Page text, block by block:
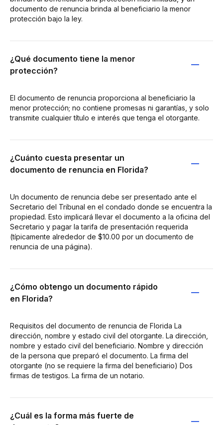
documento de renuncia brinda al beneficiario la menor
protección bajo la ley.
¿Qué documento tiene la menor
protección?
El documento de renuncia proporciona al beneficiario la
menor protección; no contiene promesas ni garantías, y solo
transmite cualquier título e interés que tenga el otorgante.
¿Cuánto cuesta presentar un
documento de renuncia en Florida?
Un documento de renuncia debe ser presentado ante el
Secretario del Tribunal en el condado donde se encuentra la
propiedad. Esto implicará llevar el documento a la oficina del
Secretario y pagar la tarifa de presentación requerida
(típicamente alrededor de $10.00 por un documento de
renuncia de una página).
¿Cómo obtengo un documento rápido
en Florida?
Requisitos del documento de renuncia de Florida La
dirección, nombre y estado civil del otorgante. La dirección,
nombre y estado civil del beneficiario. Nombre y dirección
de la persona que preparó el documento. La firma del
otorgante (no se requiere la firma del beneficiario) Dos
firmas de testigos. La firma de un notario.
¿Cuál es la forma más fuerte de